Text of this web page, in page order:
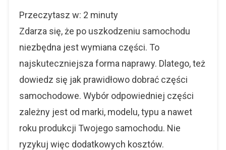
Przeczytasz w: 2 minuty
Zdarza się, że po uszkodzeniu samochodu
niezbędna jest wymiana części. To
najskuteczniejsza forma naprawy. Dlatego, też
dowiedz się jak prawidłowo dobrać części
samochodowe. Wybór odpowiedniej części
zależny jest od marki, modelu, typu a nawet
roku produkcji Twojego samochodu. Nie
ryzykuj więc dodatkowych kosztów.